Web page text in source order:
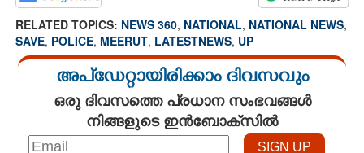
RELATED TOPICS: NEWS 360, NATIONAL, NATIONAL NEWS,
SAVE, POLICE, MEERUT, LATESTNEWS, UP
അപ്ഡേറ്റായിരിക്കാം ദിവസവും
ഒരു ദിവസത്തെ പ്രധാന സംഭവങ്ങൾ
നിങ്ങളുടെ ഇൻബോക്സിൽ